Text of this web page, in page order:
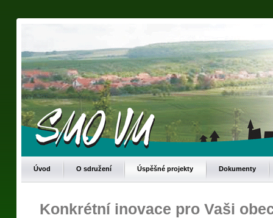
Úvod O sdružení Úspěšné projekty Dokumenty
Konkrétní inovace pro Vaši